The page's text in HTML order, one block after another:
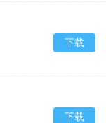
下载
下载